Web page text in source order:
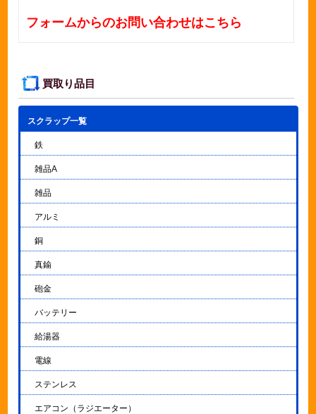
フォームからのお問い合わせはこちら
買取り品目
スクラップ一覧
鉄
雑品A
雑品
アルミ
銅
真鍮
砲金
バッテリー
給湯器
電線
ステンレス
エアコン（ラジエーター）